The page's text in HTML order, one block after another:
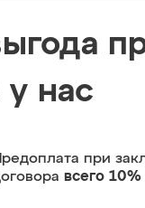
у нас
при
всего 10%